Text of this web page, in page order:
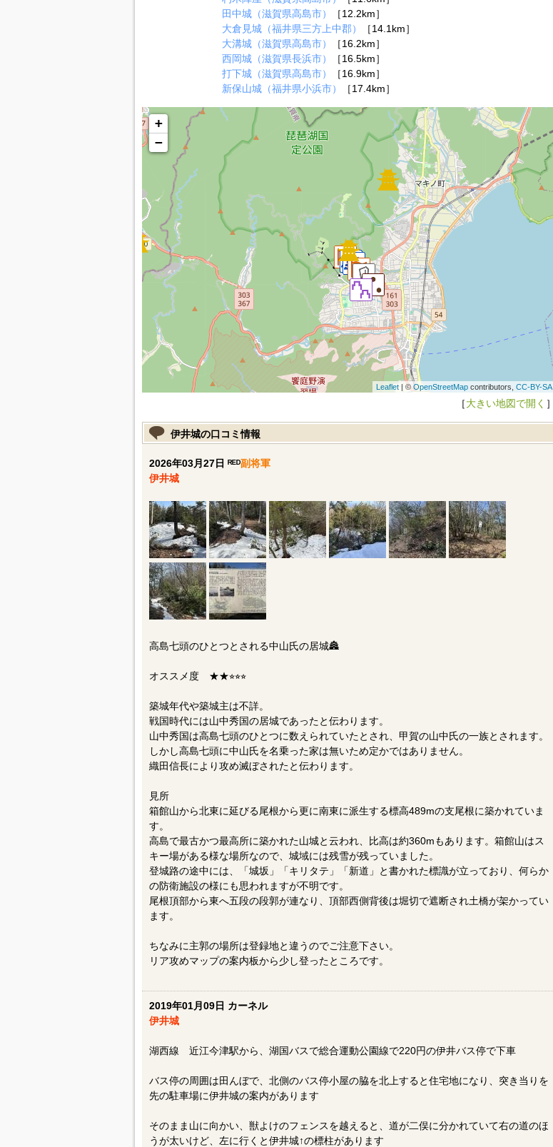
田中城（滋賀県高島市）
［12.2km］
大倉見城（福井県三方上中郡）
［14.1km］
大溝城（滋賀県高島市）
［16.2km］
西岡城（滋賀県長浜市）
［16.5km］
打下城（滋賀県高島市）
［16.9km］
新保山城（福井県小浜市）
［17.4km］
+
−
Leaflet| ©OpenStreetMapcontributors, CC-BY-SA
［大きい地図で開く ］
伊井城の口コミ情報
2026年03月27日 ᴿᴱᴰ副将軍
伊井城
高島七頭のひとつとされる中山氏の居城🏯
オススメ度 ★★⭐︎⭐︎⭐︎
築城年代や築城主は不詳。
戦国時代には山中秀国の居城であったと伝わります。
山中秀国は高島七頭のひとつに数えられていたとされ、甲賀の山中氏の一族とされます。
しかし高島七頭に中山氏を名乗った家は無いため定かではありません。
織田信長により攻め滅ぼされたと伝わります。
見所
箱館山から北東に延びる尾根から更に南東に派生する標高489mの支尾根に築かれていま
す。
高島で最古かつ最高所に築かれた山城と云われ、比高は約360mもあります。箱館山はス
キー場がある様な場所なので、城域には残雪が残っていました。
登城路の途中には、「城坂」「キリタテ」「新道」と書かれた標識が立っており、何らか
の防衛施設の様にも思われますが不明です。
尾根頂部から東へ五段の段郭が連なり、頂部西側背後は堀切で遮断され土橋が架かってい
ます。
ちなみに主郭の場所は登録地と違うのでご注意下さい。
リア攻めマップの案内板から少し登ったところです。
2019年01月09日 カーネル
伊井城
湖西線 近江今津駅から、湖国バスで総合運動公園線で220円の伊井バス停で下車
バス停の周囲は田んぼで、北側のバス停小屋の脇を北上すると住宅地になり、突き当りを
先の駐車場に伊井城の案内があります
そのまま山に向かい、獣よけのフェンスを越えると、道が二俣に分かれていて右の道のほ
うが太いけど、左に行くと伊井城↑の標柱があります